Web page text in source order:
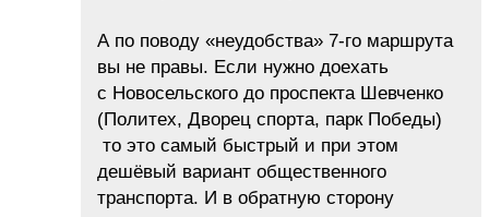
А по поводу «неудобства» 7-го маршрута
вы не правы. Если нужно доехать
с Новосельского до проспекта Шевченко
(Политех, Дворец спорта, парк Победы)
то это самый быстрый и при этом
дешёвый вариант общественного
транспорта. И в обратную сторону